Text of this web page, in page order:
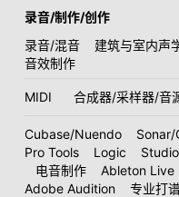
录音/制作/创作
录音/混音
建筑与室内声
音效制作
MIDI 合成器/采样器/音
Cubase/Nuendo Sonar/
Pro Tools
Logic
电音制作
Ableton Live
Adobe Audition
专业打